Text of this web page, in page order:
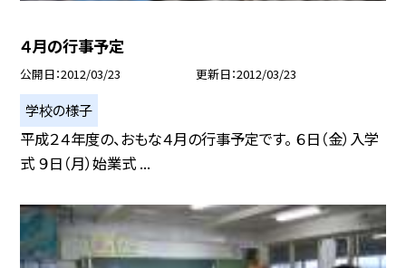
４月の行事予定
公開日 2012/03/23 更新日 2012/03/23
学校の様子
平成２４年度の、おもな４月の行事予定です。 ６日（金）入学
式 ９日（月）始業式 ...